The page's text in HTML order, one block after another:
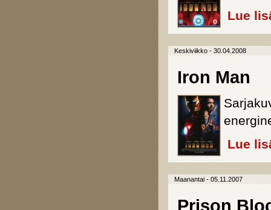
Lue
Keskiviikko - 30.04.2008
Iron Man
Lue
Maanantai - 05.11.2007
Prison